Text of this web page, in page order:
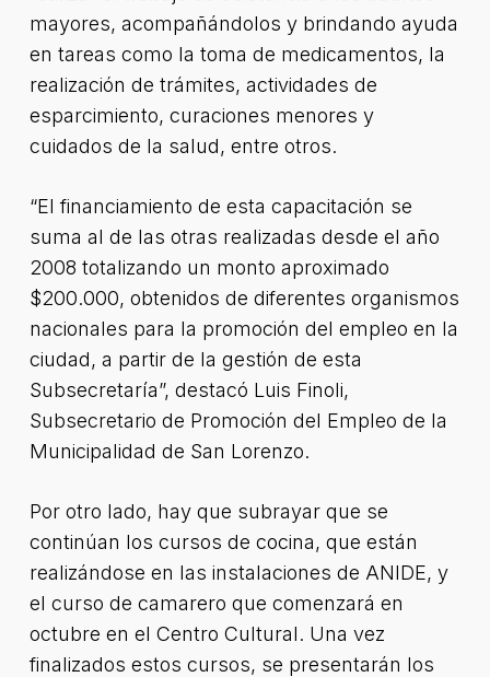
mayores, acompañándolos y brindando ayuda
en tareas como la toma de medicamentos, la
realización de trámites, actividades de
esparcimiento, curaciones menores y
cuidados de la salud, entre otros.
“El financiamiento de esta capacitación se
suma al de las otras realizadas desde el año
2008 totalizando un monto aproximado
$200.000, obtenidos de diferentes organismos
nacionales para la promoción del empleo en la
ciudad, a partir de la gestión de esta
Subsecretaría”, destacó Luis Finoli,
Subsecretario de Promoción del Empleo de la
Municipalidad de San Lorenzo.
Por otro lado, hay que subrayar que se
continúan los cursos de cocina, que están
realizándose en las instalaciones de ANIDE, y
el curso de camarero que comenzará en
octubre en el Centro Cultural. Una vez
finalizados estos cursos, se presentarán los